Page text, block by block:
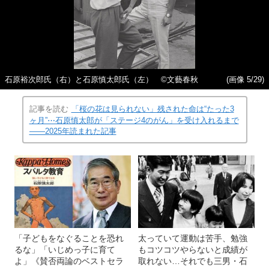
石原裕次郎氏（右）と石原慎太郎氏（左） ©文藝春秋 (画像 5/29)
記事を読む
「桜の花は見られない」残された命は“たった3
ヶ月”⋯石原慎太郎が「ステージ4のがん」を受け入れるまで
――2025年読まれた記事
「子どもをなぐることを恐れ
るな」「いじめっ子に育て
よ」《賛否両論のベストセラ
太っていて運動は苦手、勉強
もコツコツやらないと成績が
取れない…それでも三男・石